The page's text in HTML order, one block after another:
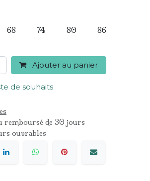
68 74 80 86
Ajouter au panier
de souhaits
remboursé de 30 jours
ouvrables